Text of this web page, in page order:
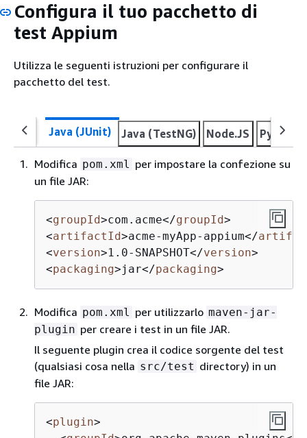
Configura il tuo pacchetto di
test Appium
Utilizza le seguenti istruzioni per configurare il
pacchetto del test.
Java (JUnit) Java (TestNG) Node.JS Python
Modifica pom.xml
per impostare la confezione su
un file JAR:
<groupId>com.acme</groupId>
<artifactId>acme-myApp-appium</
<version>1.0-SNAPSHOT</version>
<packaging>jar</packaging>
Modifica pom.xml per utilizzarlo maven-jar-
plugin per creare i test in un file JAR.
Il seguente plugin crea il codice sorgente del test
(qualsiasi cosa nella src/test directory) in un
file JAR:
<plugin>